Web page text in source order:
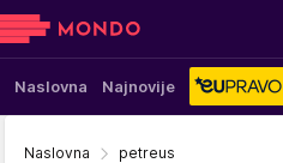
Naslovna Najnovije
Naslovna petreus